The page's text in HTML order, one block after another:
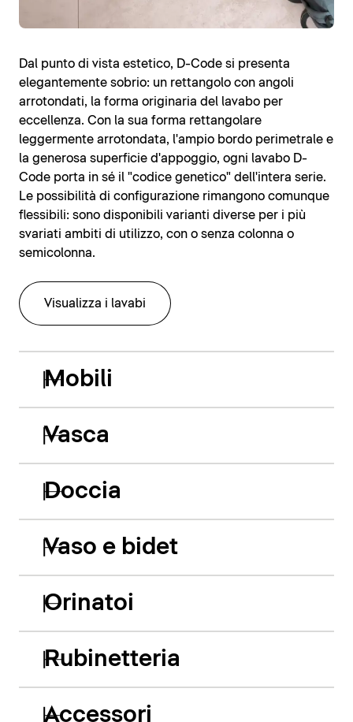
Dal punto di vista estetico, D-Code si presenta
elegantemente sobrio: un rettangolo con angoli
arrotondati, la forma originaria del lavabo per
eccellenza. Con la sua forma rettangolare
leggermente arrotondata, l'ampio bordo perimetrale e
la generosa superficie d'appoggio, ogni lavabo D-
Code porta in sé il "codice genetico" dell'intera serie.
Le possibilità di configurazione rimangono comunque
flessibili: sono disponibili varianti diverse per i più
svariati ambiti di utilizzo, con o senza colonna o
semicolonna.
Visualizza i lavabi
Mobili
Vasca
Doccia
Vaso e bidet
Orinatoi
Rubinetteria
Accessori